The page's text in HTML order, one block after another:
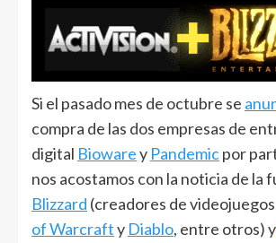
Si el pasado mes de octubre se
compra de las dos empresas de
digital Biowarey Pandemicpor
nos acostamos con la noticia de la
Blizzard (creadores de
of Warcrafty Diablo, entre otros) y